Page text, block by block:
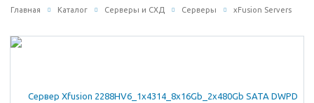
Главная Каталог Серверы и СХД Серверы xFusion Servers